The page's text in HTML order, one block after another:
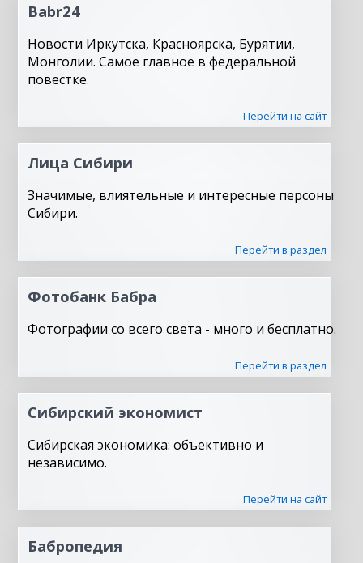
Babr24
Новости Иркутска, Красноярска, Бурятии,
Монголии. Самое главное в федеральной
повестке.
Перейти на сайт
Лица Сибири
Значимые, влиятельные и интересные персоны
Сибири.
Перейти в раздел
Фотобанк Бабра
Фотографии со всего света - много и бесплатно.
Перейти в раздел
Сибирский экономист
Сибирская экономика: объективно и
независимо.
Перейти на сайт
Бабропедия